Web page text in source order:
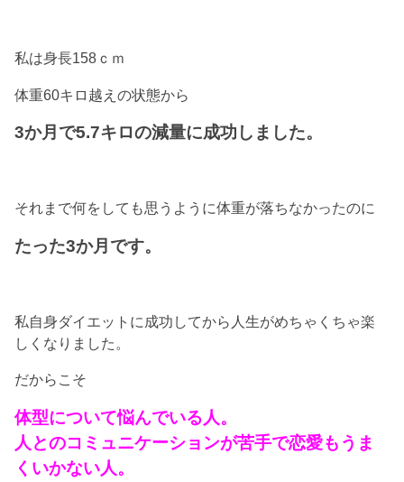
私は身長158ｃｍ
体重60キロ越えの状態から
3か月で5.7キロの減量に成功しました。
それまで何をしても思うように体重が落ちなかったのに
たった3か月です。
私自身ダイエットに成功してから人生がめちゃくちゃ楽
しくなりました。
だからこそ
体型について悩んでいる人。
人とのコミュニケーションが苦手で恋愛もうま
くいかない人。